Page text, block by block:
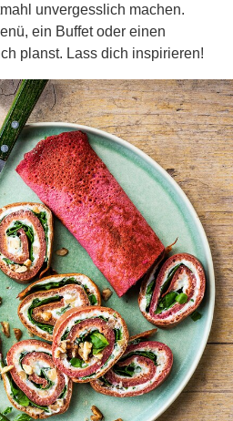
unvergesslich machen.
ein Buffet oder einen
planst. Lass dich inspirieren!